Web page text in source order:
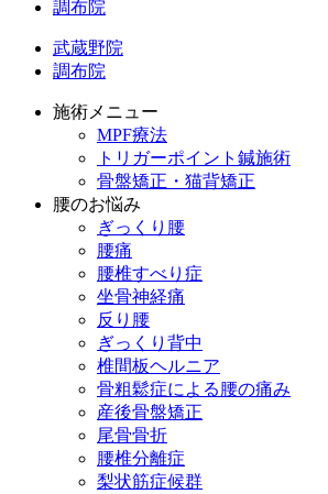
調布院
武蔵野院
調布院
施術メニュー
MPF療法
トリガーポイント鍼施術
骨盤矯正・猫背矯正
腰のお悩み
ぎっくり腰
腰痛
腰椎すべり症
坐骨神経痛
反り腰
ぎっくり背中
椎間板ヘルニア
骨粗鬆症による腰の痛み
産後骨盤矯正
尾骨骨折
腰椎分離症
梨状筋症候群